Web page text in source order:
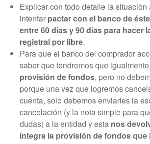
Explicar con todo detalle la situación
intentar pactar con el banco de
entre 60 días y 90 días para hacer
registral por libre.
Para que el banco del comprador
saber que tendremos que igualmente
provisión de fondos, pero no
porque una vez que logremos
cuenta, solo debemos enviarles la
cancelación (y la nota simple para
dudas) a la entidad y esta nos
íntegra la provisión de fondosque